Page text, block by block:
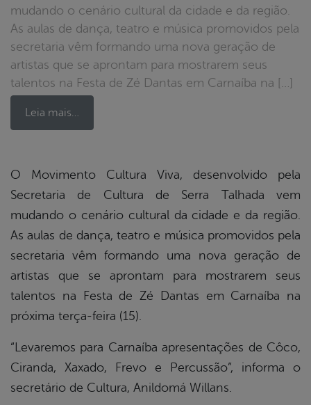
mudando o cenário cultural da cidade e da região.
As aulas de dança, teatro e música promovidos pela
secretaria vêm formando uma nova geração de
artistas que se aprontam para mostrarem seus
talentos na Festa de Zé Dantas em Carnaíba na […]
Leia mais…
O Movimento Cultura Viva, desenvolvido pela
Secretaria de Cultura de Serra Talhada vem
mudando o cenário cultural da cidade e da região.
As aulas de dança, teatro e música promovidos pela
secretaria vêm formando uma nova geração de
artistas que se aprontam para mostrarem seus
talentos na Festa de Zé Dantas em Carnaíba na
próxima terça-feira (15).
“Levaremos para Carnaíba apresentações de Côco,
Ciranda, Xaxado, Frevo e Percussão”, informa o
secretário de Cultura, Anildomá Willans.